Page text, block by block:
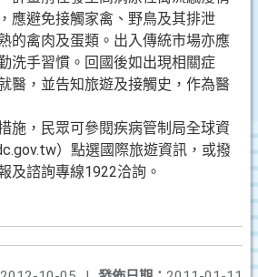
應避免接觸家禽、野鳥及其排泄
的禽肉及蛋類。出入傳統市場亦應
洗手習慣。回國後如出現相關症
醫，並告知旅遊及接觸史，作為醫
施，民眾可參閱疾病管制局全球資
）點選國際旅遊資訊，或撥
及諮詢專線1922洽詢。